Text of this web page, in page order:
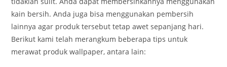
kain bersih. Anda juga bisa menggunakan pembersih
lainnya agar produk tersebut tetap awet sepanjang hari.
Berikut kami telah merangkum beberapa tips untuk
merawat produk wallpaper, antara lain: